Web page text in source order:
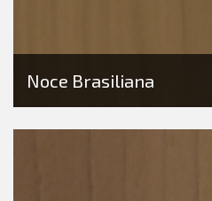
Noce Brasiliana